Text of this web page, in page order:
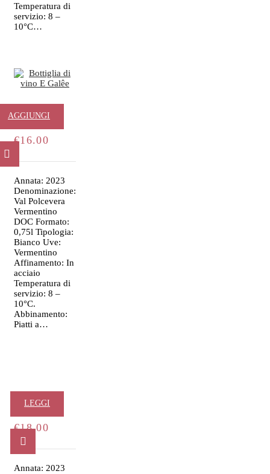
Temperatura di
servizio: 8 –
10°C…
E Galêe
€16.00
AGGIUNGI
AL
CARRELLO
Annata: 2023
Denominazione:
Val Polcevera
Vermentino
DOC Formato:
0,75l Tipologia:
Bianco Uve:
Vermentino
Affinamento: In
acciaio
Temperatura di
servizio: 8 –
10°C.
Abbinamento:
Piatti a…
Pigato
€18.00
LEGGI
TUTTO
Annata: 2023